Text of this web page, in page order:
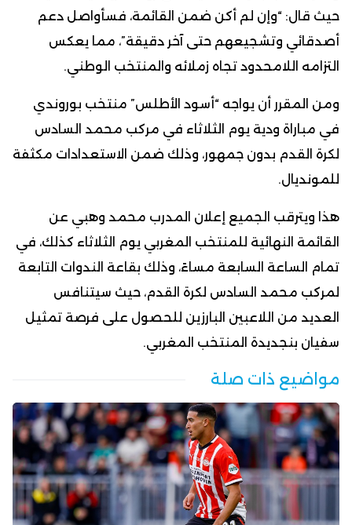
حيث قال: “وإن لم أكن ضمن القائمة، فسأواصل دعم
أصدقائي وتشجيعهم حتى آخر دقيقة”، مما يعكس
التزامه اللامحدود تجاه زملائه والمنتخب الوطني.
ومن المقرر أن يواجه “أسود الأطلس” منتخب بوروندي
في مباراة ودية يوم الثلاثاء في مركب محمد السادس
لكرة القدم بدون جمهور، وذلك ضمن الاستعدادات مكثفة
للمونديال.
هذا ويترقب الجميع إعلان المدرب محمد وهبي عن
القائمة النهائية للمنتخب المغربي يوم الثلاثاء كذلك، في
تمام الساعة السابعة مساءً، وذلك بقاعة الندوات التابعة
لمركب محمد السادس لكرة القدم، حيث سيتنافس
العديد من اللاعبين البارزين للحصول على فرصة تمثيل
سفيان بنجديدة المنتخب المغربي.
مواضيع ذات صلة